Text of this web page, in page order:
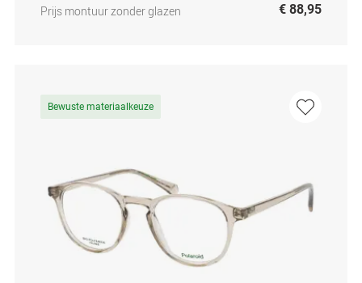
Prijs montuur zonder glazen € 88,95
Bewuste materiaalkeuze